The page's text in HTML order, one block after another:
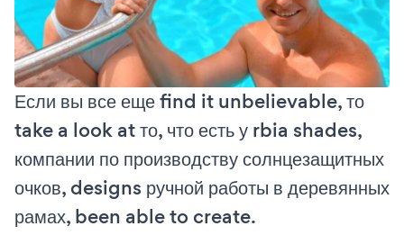
Если вы все еще find it unbelievable, то
take a look at то, что есть у rbia shades,
компании по производству солнцезащитных
очков, designs ручной работы в деревянных
рамах, been able to create.